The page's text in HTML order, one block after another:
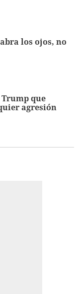
los ojos, no
que
agresión